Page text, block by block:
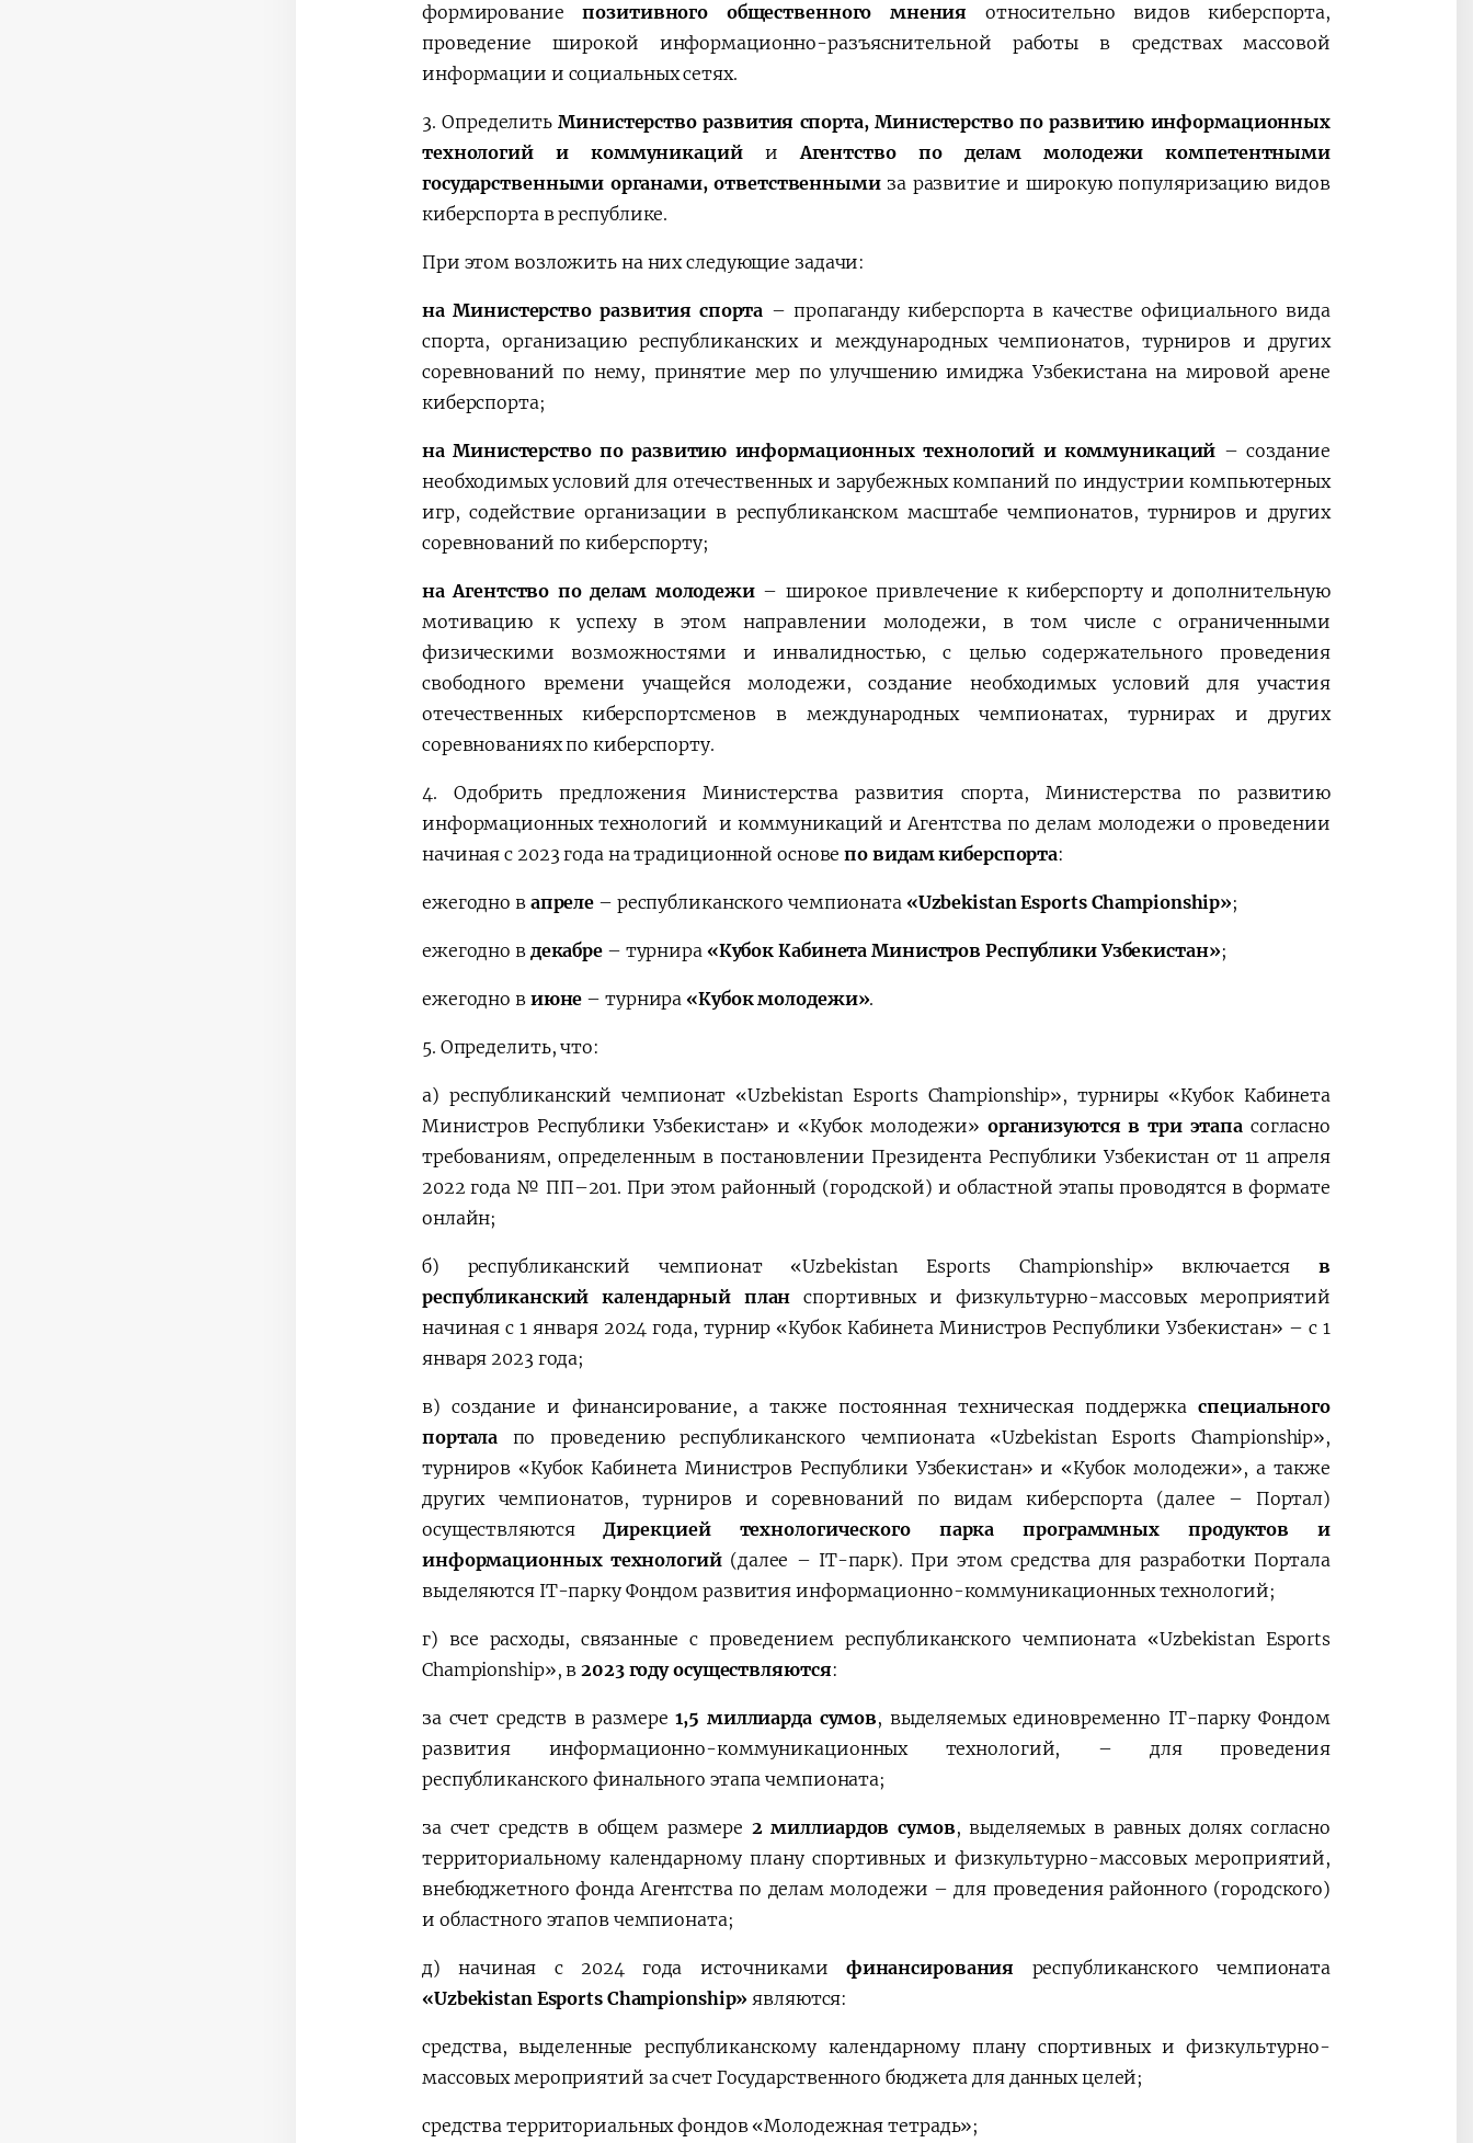
формированиепозитивного общественного мнения относительно видов киберспорта,
проведение широкой информационно-разъяснительной работы в средствах массовой
информации и социальных сетях.
3. ОпределитьМинистерство развития спорта, Министерство по развитию информационных
технологий и коммуникаций иАгентство по делам молодежи компетентными
государственными органами, ответственнымиза развитие и широкую популяризацию видов
киберспорта в республике.
При этом возложить на них следующие задачи:
на Министерство развития спорта – пропаганду киберспорта в качестве официального вида
спорта, организацию республиканских и международных чемпионатов, турниров и других
соревнований по нему, принятие мер по улучшению имиджа Узбекистана на мировой арене
киберспорта;
на Министерство по развитию информационных технологий и коммуникаций – создание
необходимых условий для отечественных и зарубежных компаний по индустрии компьютерных
игр, содействие организации в республиканском масштабе чемпионатов, турниров и других
соревнований по киберспорту;
на Агентство по делам молодежи– широкое привлечение к киберспорту и дополнительную
мотивацию к успеху в этом направлении молодежи, в том числе с ограниченными
физическими возможностями и инвалидностью, с целью содержательного проведения
свободного времени учащейся молодежи, создание необходимых условий для участия
отечественных киберспортсменов в международных чемпионатах, турнирах и других
соревнованиях по киберспорту.
4.
Одобрить предложения Министерства развития спорта, Министерства по развитию
информационных технологий и коммуникаций и Агентства по делам молодежи о проведении
начиная с 2023 года на традиционной основепо видам киберспорта:
ежегодно в апреле – республиканского чемпионата «Uzbekistan Esports Championship»;
ежегодно в декабре – турнира «Кубок Кабинета Министров Республики Узбекистан»;
ежегодно в июне – турнира«Кубок молодежи».
5. Определить, что:
а) республиканский чемпионат «Uzbekistan Esports Championship», турниры «Кубок Кабинета
Министров Республики Узбекистан» и «Кубок молодежи» организуются в три этапа согласно
требованиям, определенным в постановлении Президента Республики Узбекистан от 11 апреля
2022 года № ПП–201. При этом районный (городской) и областной этапы проводятся в формате
онлайн;
б) республиканский чемпионат «Uzbekistan Esports Championship» включаетсяв
республиканский календарный план спортивных и физкультурно-массовых мероприятий
начиная с 1 января 2024 года, турнир «Кубок Кабинета Министров Республики Узбекистан» – с 1
января 2023 года;
в) создание и финансирование, а также постоянная техническая поддержкаспециального
портала по проведению республиканского чемпионата «Uzbekistan Esports Championship»,
турниров «Кубок Кабинета Министров Республики Узбекистан» и «Кубок молодежи», а также
других чемпионатов, турниров и соревнований по видам киберспорта (далее – Портал)
осуществляютсяДирекцией технологического парка программных продуктов и
информационных технологий (далее – IT-парк). При этом средства для разработки Портала
выделяются IT-парку Фондом развития информационно-коммуникационных технологий;
г) все расходы, связанные с проведением республиканского чемпионата «Uzbekistan Esports
Championship», в2023 году осуществляются:
за счет средств в размере1,5 миллиарда сумов, выделяемых единовременно IT-парку Фондом
развития информационно-коммуникационных технологий, – для проведения
республиканского финального этапа чемпионата;
за счет средств в общем размере 2 миллиардов сумов, выделяемых в равных долях согласно
территориальному календарному плану спортивных и физкультурно-массовых мероприятий,
внебюджетного фонда Агентства по делам молодежи – для проведения районного (городского)
и областного этапов чемпионата;
д) начиная с 2024 года источниками финансирования республиканского чемпионата
«Uzbekistan Esports Championship»являются:
средства, выделенные республиканскому календарному плану спортивных и физкультурно-
массовых мероприятий за счет Государственного бюджета для данных целей;
средства территориальных фондов «Молодежная тетрадь»;